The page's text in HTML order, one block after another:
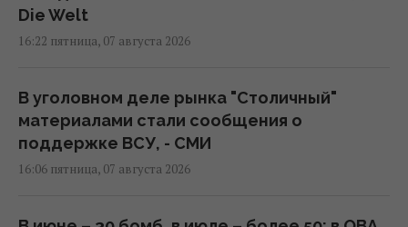
Die Welt
16:22 пятница, 07 августа 2026
В уголовном деле рынка "Столичный"
материалами стали сообщения о
поддержке ВСУ, - СМИ
16:06 пятница, 07 августа 2026